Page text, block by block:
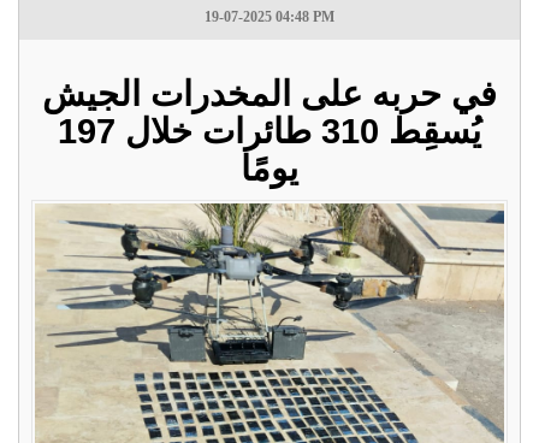
19-07-2025 04:48 PM
في حربه على المخدرات الجيش
يُسقِط 310 طائرات خلال 197
يومًا